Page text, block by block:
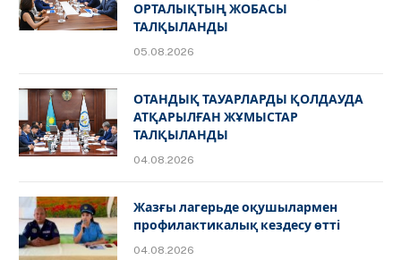
ОРТАЛЫҚТЫҢ ЖОБАСЫ
ТАЛҚЫЛАНДЫ
05.08.2026
ОТАНДЫҚ ТАУАРЛАРДЫ ҚОЛДАУДА
АТҚАРЫЛҒАН ЖҰМЫСТАР
ТАЛҚЫЛАНДЫ
04.08.2026
Жазғы лагерьде оқушылармен
профилактикалық кездесу өтті
04.08.2026